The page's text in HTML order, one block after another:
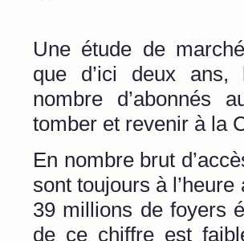
Une étude de
que d’ici deux ans,
nombre d’abonnés
tomber et revenir à la
En nombre brut
sont toujours à
39 millions de foyers
de ce chiffre est